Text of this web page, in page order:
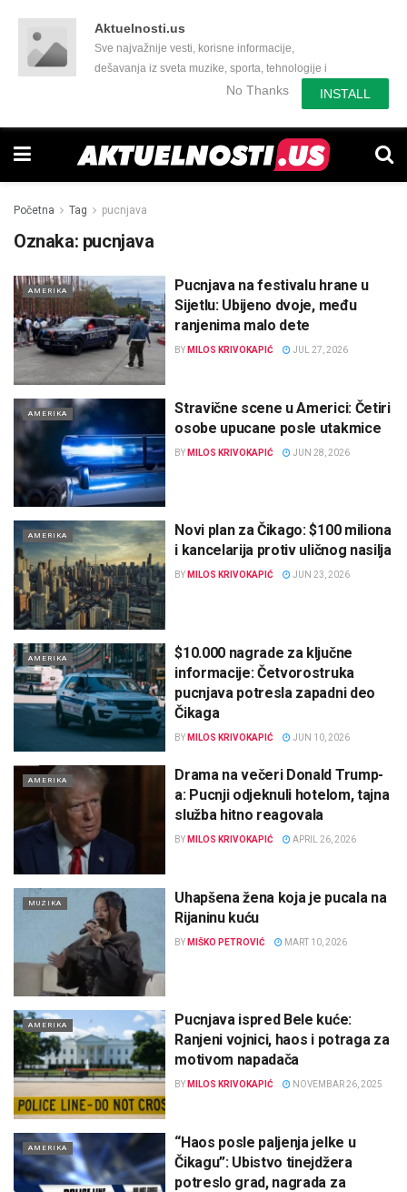
Aktuelnosti.us
Sve najvažnije vesti, korisne informacije,
dešavanja iz sveta muzike, sporta, tehnologije i
još mnogo toga zanimljivog.No Thanks INSTALL
Početna Tag pucnjava
Oznaka: pucnjava
AMERIKA
Pucnjava na festivalu hrane u
Sijetlu: Ubijeno dvoje, među
ranjenima malo dete
BY MILOS KRIVOKAPIĆ JUL 27, 2026
AMERIKA
Stravične scene u Americi: Četiri
osobe upucane posle utakmice
BY MILOS KRIVOKAPIĆ JUN 28, 2026
AMERIKA
Novi plan za Čikago: $100 miliona
i kancelarija protiv uličnog nasilja
BY MILOS KRIVOKAPIĆ JUN 23, 2026
AMERIKA
$10.000 nagrade za ključne
informacije: Četvorostruka
pucnjava potresla zapadni deo
Čikaga
BY MILOS KRIVOKAPIĆ JUN 10, 2026
AMERIKA
Drama na večeri Donald Trump-
a: Pucnji odjeknuli hotelom, tajna
služba hitno reagovala
BY MILOS KRIVOKAPIĆ APRIL 26, 2026
MUZIKA
Uhapšena žena koja je pucala na
Rijaninu kuću
BY MIŠKO PETROVIĆ MART 10, 2026
AMERIKA
Pucnjava ispred Bele kuće:
Ranjeni vojnici, haos i potraga za
motivom napadača
BY MILOS KRIVOKAPIĆ NOVEMBAR 26, 2025
AMERIKA
“Haos posle paljenja jelke u
Čikagu”: Ubistvo tinejdžera
potreslo grad, nagrada za